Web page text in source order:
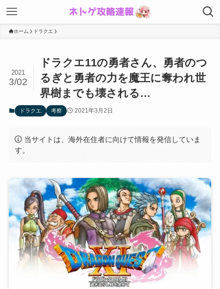
ホーム ドラクエ
ドラクエ11の勇者さん、勇者のつ
るぎと勇者の力を魔王に奪われ世
界樹までも壊される…
2021
3/02
ドラクエ 考察 2021年3月2日
当サイトは、海外在住者に向けて情報を発信していま
す。